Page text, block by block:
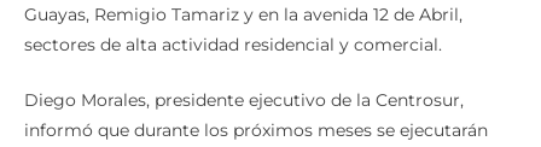
Guayas, Remigio Tamariz y en la avenida 12 de Abril,
sectores de alta actividad residencial y comercial.
Diego Morales, presidente ejecutivo de la Centrosur,
informó que durante los próximos meses se ejecutarán